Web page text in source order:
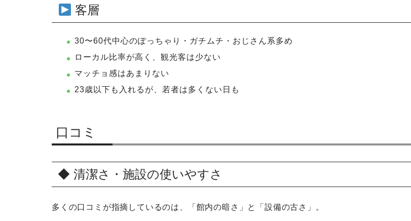
客層
30〜60代中心のぽっちゃり・ガチムチ・おじさん系多め
ローカル比率が高く、観光客は少ない
マッチョ感はあまりない
23歳以下も入れるが、若者は多くない日も
口コミ
◆ 清潔さ・施設の使いやすさ
多くの口コミが指摘しているのは、「館内の暗さ」と「設備の古さ」。